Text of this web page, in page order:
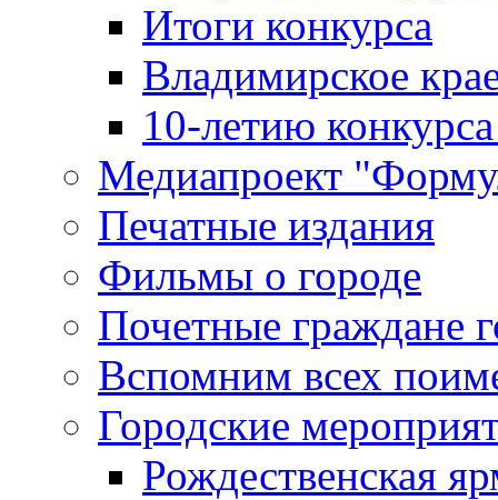
Итоги конкурса
Владимирское
10-летию
Медиапроект
Печатные издания
Фильмы о городе
Почетные граждане
Вспомним всех
Городские
Рождественская